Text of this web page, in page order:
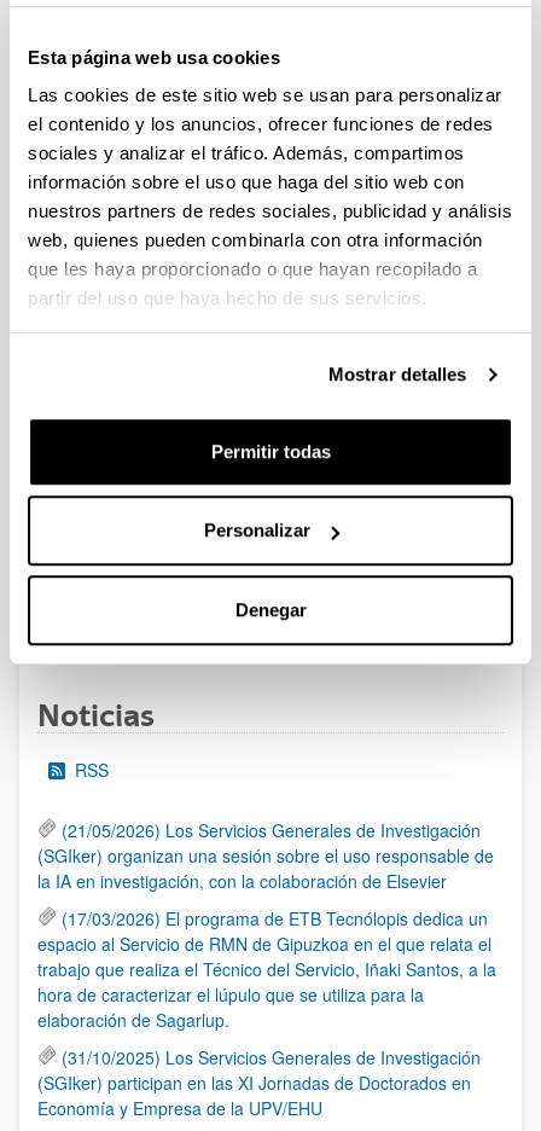
Esta página web usa cookies
Las cookies de este sitio web se usan para personalizar
el contenido y los anuncios, ofrecer funciones de redes
sociales y analizar el tráfico. Además, compartimos
información sobre el uso que haga del sitio web con
nuestros partners de redes sociales, publicidad y análisis
web, quienes pueden combinarla con otra información
que les haya proporcionado o que hayan recopilado a
partir del uso que haya hecho de sus servicios.
Mostrar detalles
Permitir todas
Personalizar
Denegar
Perfeccionamiento de Personal Investigador Doctor,
Gobierno Vasco 2026-2029
Plazo de presentación cerrado: 19/06/2026 - 20/07/2026
El plazo para la obtención del documento de compromiso
finaliza el 15/07/2026 incluido
PROYECTOS DE INVESTIGACIÓN LIDERADOS POR
PERSONAL NOVEL (2026)
Plazo de presentación cerrado: 27/04/2026 - 18/05/2026 23:59
Listado definitivo de solicitudes admitidas y excluidas para
evaluación. (01/06/2026)
CONVOCATORIA DE AYUDAS A GRUPOS DE
UNIVERSITARIOS NUEVOS
Plazo de presentación cerrado: 08/04/2026 - 27/04/2026 23:59
15/06/2026. Publicado el listado definitivo de solicitudes
4
Noticias
RSS
(21/05/2026) Los Servicios Generales de Investigación
(SGIker) organizan una sesión sobre el uso responsable de
la IA en investigación, con la colaboración de Elsevier
(17/03/2026) El programa de ETB Tecnólopis dedica un
espacio al Servicio de RMN de Gipuzkoa en el que relata el
trabajo que realiza el Técnico del Servicio, Iñaki Santos, a la
hora de caracterizar el lúpulo que se utiliza para la
elaboración de Sagarlup.
(31/10/2025) Los Servicios Generales de Investigación
(SGIker) participan en las XI Jornadas de Doctorados en
Economía y Empresa de la UPV/EHU